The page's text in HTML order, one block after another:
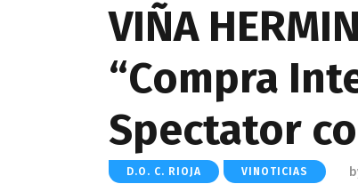
VIÑA
“Compra
Spectator
D.O. C. RIOJA VINOTICIAS